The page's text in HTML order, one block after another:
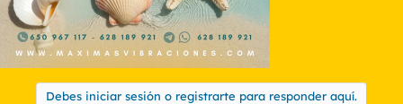
Debes iniciar sesión o registrarte para responder aquí.